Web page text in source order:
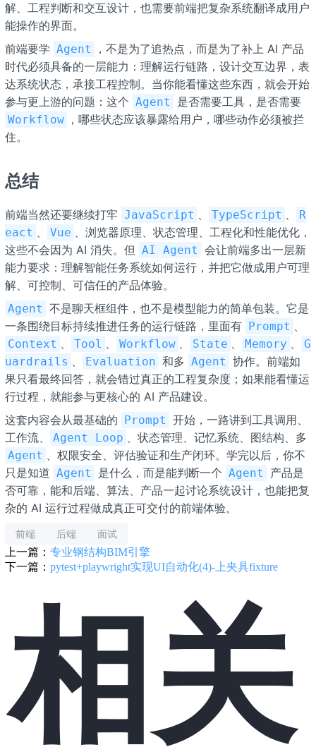
解、工程判断和交互设计，也需要前端把复杂系统翻译成用户
能操作的界面。
前端要学 Agent
，不是为了追热点，而是为了补上 AI 产品
时代必须具备的一层能力：理解运行链路，设计交互边界，表
达系统状态，承接工程控制。当你能看懂这些东西，就会开始
参与更上游的问题：这个 Agent 是否需要工具，是否需要
Workflow ，哪些状态应该暴露给用户，哪些动作必须被拦
住。
总结
前端当然还要继续打牢 JavaScript 、 TypeScript 、
R
eact 、 Vue 、浏览器原理、状态管理、工程化和性能优化，
这些不会因为 AI 消失。但 AI Agent 会让前端多出一层新
能力要求：理解智能任务系统如何运行，并把它做成用户可理
解、可控制、可信任的产品体验。
Agent 不是聊天框组件，也不是模型能力的简单包装。它是
一条围绕目标持续推进任务的运行链路，里面有
Prompt 、
Context 、 Tool 、 Workflow 、 State 、 Memory 、
G
uardrails 、 Evaluation 和多 Agent 协作。前端如
果只看最终回答，就会错过真正的工程复杂度；如果能看懂运
行过程，就能参与更核心的 AI 产品建设。
这套内容会从最基础的
Prompt 开始，一路讲到工具调用、
工作流、
Agent Loop 、状态管理、记忆系统、图结构、多
Agent 、权限安全、评估验证和生产闭环。学完以后，你不
只是知道 Agent 是什么，而是能判断一个 Agent
产品是
否可靠，能和后端、算法、产品一起讨论系统设计，也能把复
杂的 AI 运行过程做成真正可交付的前端体验。
前端 后端 面试
上一篇： 专业钢结构BIM引擎
下一篇： pytest+playwright实现UI自动化(4)-上夹具fixture
相关